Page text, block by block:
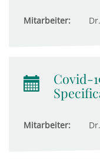
Mitarbeiter:
Covid-
Mitarbeiter: